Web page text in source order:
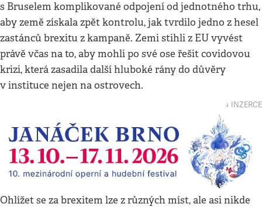
s Bruselem komplikované odpojení od jednotného trhu,
aby země získala zpět kontrolu, jak tvrdilo jedno z hesel
zastánců brexitu z kampaně. Zemi stihli z EU vyvést
právě včas na to, aby mohli po své ose řešit covidovou
krizi, která zasadila další hluboké rány do důvěry
v instituce nejen na ostrovech.
↓ INZERCE
Ohlížet se za brexitem lze z různých míst, ale asi nikde